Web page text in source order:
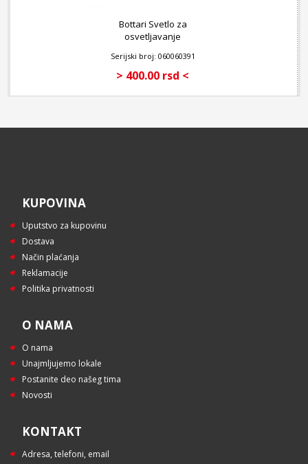
Bottari Svetlo za
osvetljavanje
Snake - White
Serijski broj: 060060391
> 400.00 rsd <
KUPOVINA
Uputstvo za kupovinu
Dostava
Način plaćanja
Reklamacije
Politika privatnosti
O NAMA
O nama
Unajmljujemo lokale
Postanite deo našeg tima
Novosti
KONTAKT
Adresa, telefoni, email